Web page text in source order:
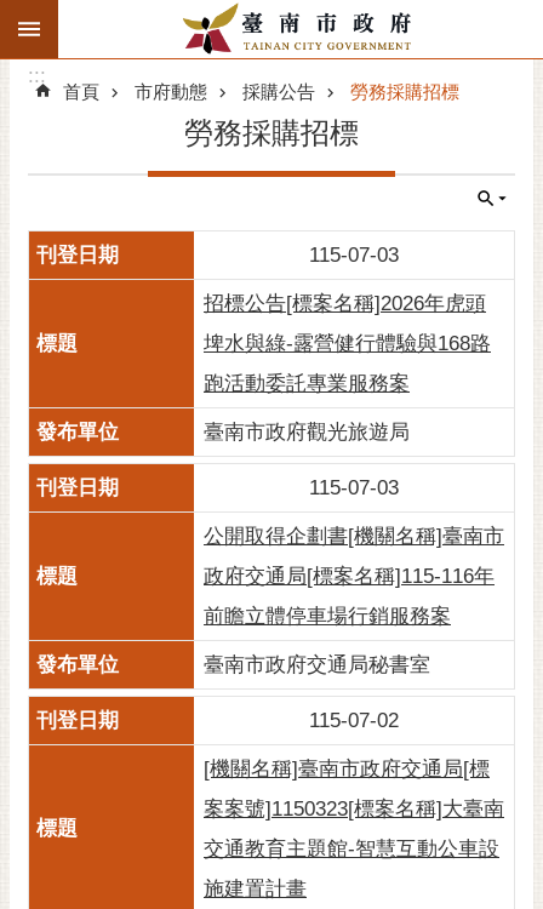
跳到主要內容區塊
搜
階
市府動態
市府團隊
市政資訊
市民互動
黃
光
花
:::
:::
首頁 市府動態 採購公告 勞務採購招標
勞務採購招標
115-07-03
招標公告[標案名稱]2026年虎頭
埤水與綠-露營健行體驗與168路
跑活動委託專業服務案
臺南市政府觀光旅遊局
115-07-03
公開取得企劃書[機關名稱]臺南市
政府交通局[標案名稱]115-116年
前瞻立體停車場行銷服務案
臺南市政府交通局秘書室
115-07-02
[機關名稱]臺南市政府交通局[標
案案號]1150323[標案名稱]大臺南
交通教育主題館-智慧互動公車設
施建置計畫